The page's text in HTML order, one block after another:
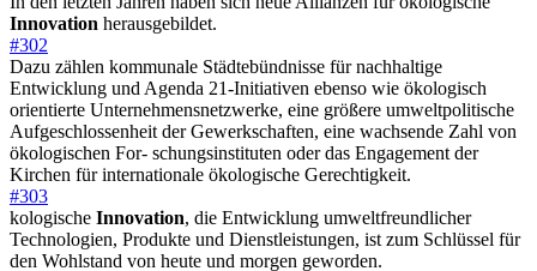
Innovation herausgebildet.
#302
Dazu zählen kommunale Städtebündnisse für nachhaltige
Entwicklung und Agenda 21-Initiativen ebenso wie ökologisch
orientierte Unternehmensnetzwerke, eine größere umweltpolitische
Aufgeschlossenheit der Gewerkschaften, eine wachsende Zahl von
ökologischen For- schungsinstituten oder das Engagement der
Kirchen für internationale ökologische Gerechtigkeit.
#303
kologische Innovation, die Entwicklung umweltfreundlicher
Technologien, Produkte und Dienstleistungen, ist zum Schlüssel für
den Wohlstand von heute und morgen geworden.